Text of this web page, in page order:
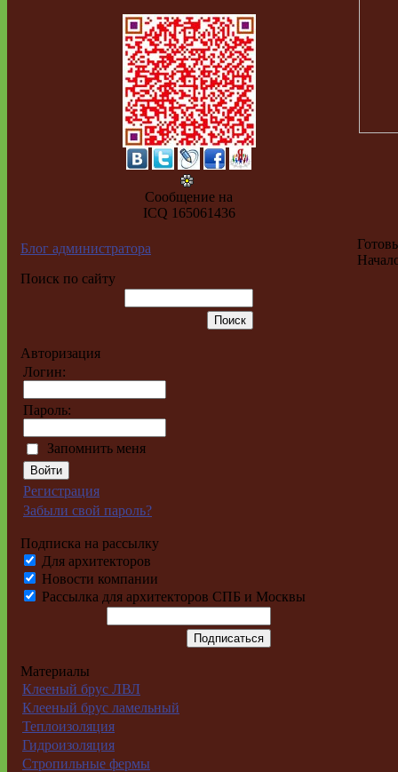
Сообщение на
ICQ 165061436
Блог администратора
Поиск по сайту
Авторизация
Логин:
Пароль:
Запомнить меня
Регистрация
Забыли свой пароль?
Подписка на рассылку
Для архитекторов
Новости компании
Рассылка для архитекторов СПБ и Москвы
Материалы
Клееный брус ЛВЛ
Клееный брус ламельный
Теплоизоляция
Гидроизоляция
Стропильные фермы